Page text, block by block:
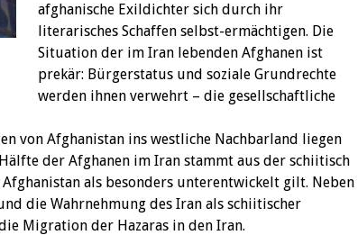
afghanische Exildichter sich durch ihr
literarisches Schaffen selbst-ermächtigen. Die
Situation der im Iran lebenden Afghanen ist
prekär: Bürgerstatus und soziale Grundrechte
werden ihnen verwehrt – die gesellschaftliche
von Afghanistan ins westliche Nachbarland liegen
der Afghanen im Iran stammt aus der schiitisch
als besonders unterentwickelt gilt. Neben
die Wahrnehmung des Iran als schiitischer
Migration der Hazaras in den Iran.